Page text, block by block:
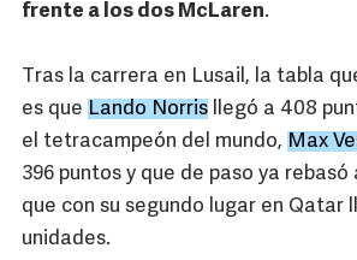
frente a los dos McLaren.
Tras la carrera en Lusail, la tabla
es que Lando Norris llegó a 408
el tetracampeón del mundo, Max
396 puntos y que de paso ya rebasó
que con su segundo lugar en Qatar
unidades.